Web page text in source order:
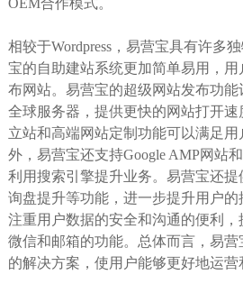
相较于Wordpress，易营宝具有许多
宝的自助建站系统更加简单易用，
布网站。易营宝的超级网站发布功能
全球服务器，提供更快的网站打开
立站和高端网站定制功能可以满足
外，易营宝还支持Google AMP网站
利用搜索引擎提升业务。易营宝还提
询盘提升等功能，进一步提升用户
注重用户数据的安全和沟通的便利
微信和邮箱的功能。总体而言，易
的解决方案，使用户能够更好地运营